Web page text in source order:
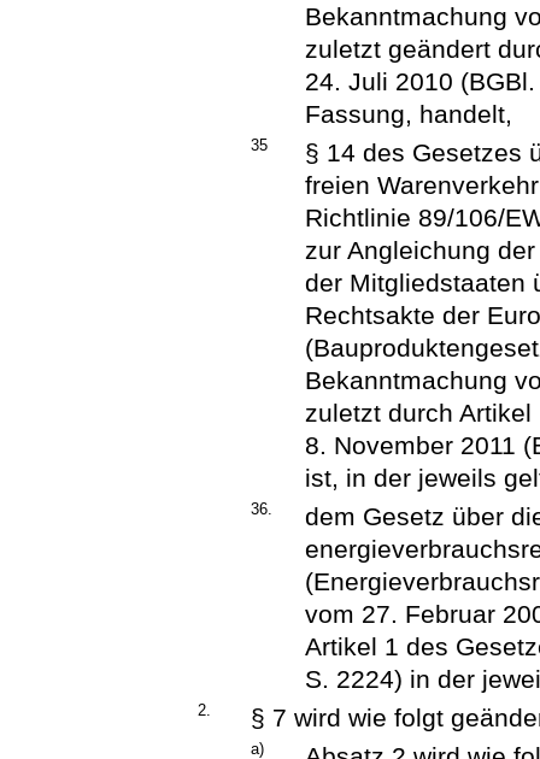
Bekanntmachung
zuletzt geändert
24. Juli 2010
Fassung, handelt,
35
§ 14 des Gesetzes
freien
Richtlinie 89/106/
zur Angleichung
der Mitgliedstaaten
Rechtsakte der
Bekanntmachung
zuletzt durch
8. November 2011
ist, in der jeweils
36.
dem Gesetz über
vom 27. Februar
Artikel 1 des
S. 2224) in der
2. § 7 wird wie folgt
a)